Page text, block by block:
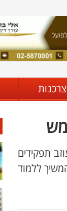
צרכנות
תפקידים
ללמוד